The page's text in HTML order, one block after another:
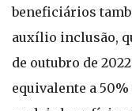
beneficiários
auxílio inclusão,
de outubro de
equivalente a